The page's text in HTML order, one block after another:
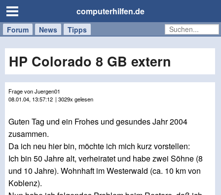
computerhilfen.de
Forum News Tipps
Handy
Tablet
Windows
Mac
HP Colorado 8 GB extern
Frage von Juergen01
08.01.04, 13:57:12 | 3029x gelesen
Guten Tag und ein Frohes und gesundes Jahr 2004
zusammen.
Da ich neu hier bin, möchte ich mich kurz vorstellen:
Ich bin 50 Jahre alt, verheiratet und habe zwei Söhne (8
und 10 Jahre). Wohnhaft im Westerwald (ca. 10 km von
Koblenz).